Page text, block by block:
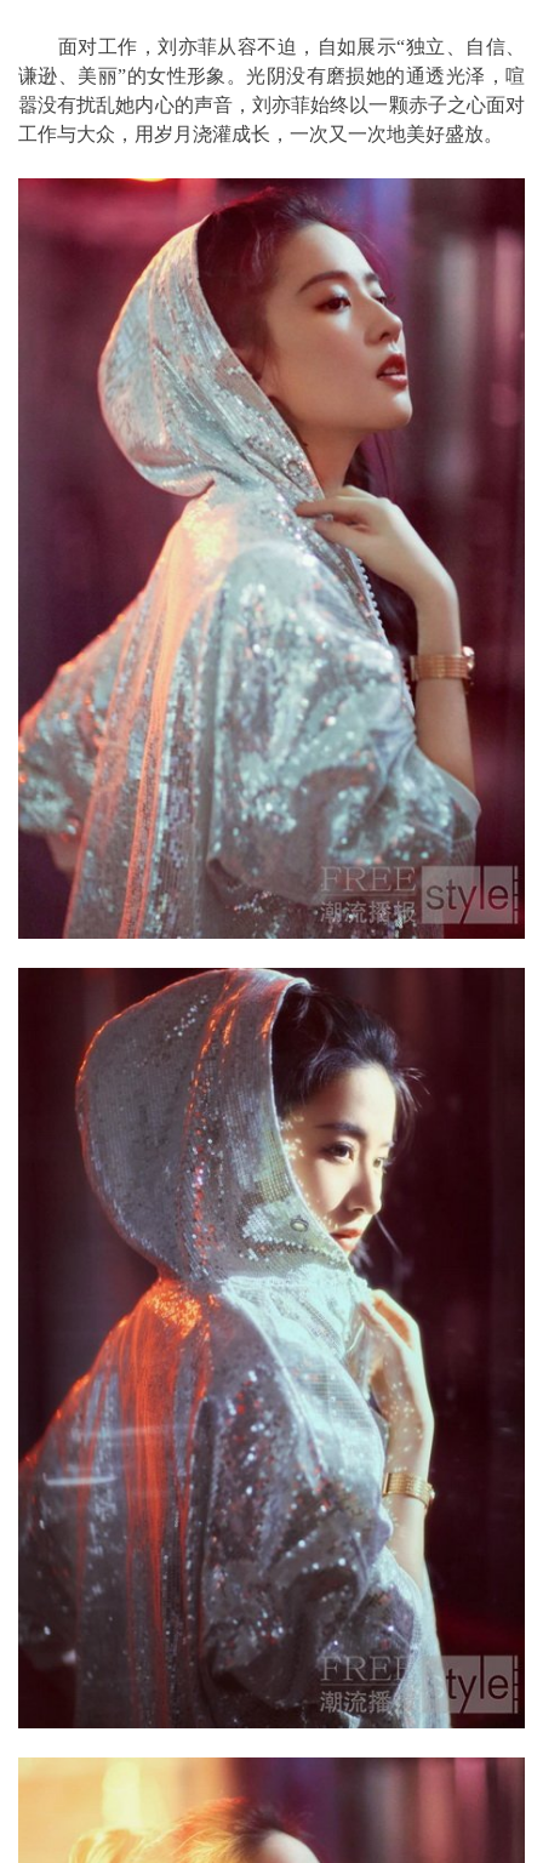
面对工作，刘亦菲从容不迫，自如展示“独立、自信、
谦逊、美丽”的女性形象。光阴没有磨损她的通透光泽，喧
嚣没有扰乱她内心的声音，刘亦菲始终以一颗赤子之心面对
工作与大众，用岁月浇灌成长，一次又一次地美好盛放。